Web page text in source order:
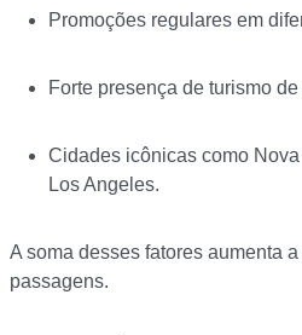
Promoções regulares em
Forte presença de turismo
Cidades icônicas como
Los Angeles.
A soma desses fatores aumenta
passagens.